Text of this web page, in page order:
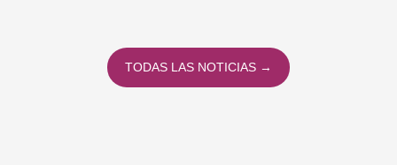
TODAS LAS NOTICIAS →